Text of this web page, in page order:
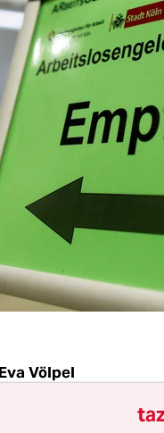
Eva Völpel